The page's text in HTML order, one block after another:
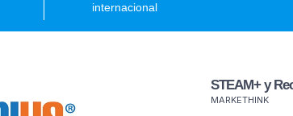
internacional
STEAM+ y
MARKETHINK